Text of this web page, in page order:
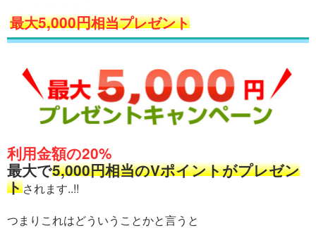
最大5,000円相当プレゼント
利用金額の20%
最大で5,000円相当のVポイントがプレゼン
トされます..!!
つまりこれはどういうことかと言うと